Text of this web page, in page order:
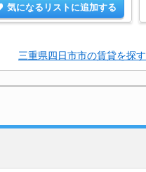
気になるリストに追加する
三重県四日市市の賃貸を探す